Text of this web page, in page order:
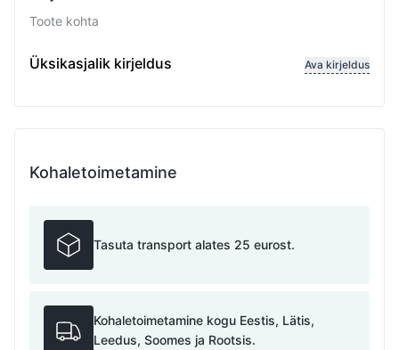
Toote kohta
Reguleeritav pikkus
Üksikasjalik kirjeldus Ava kirjeldus
Kohaletoimetamine
Tasuta transport alates 25 eurost.
Kohaletoimetamine kogu Eestis, Lätis,
Leedus, Soomes ja Rootsis.